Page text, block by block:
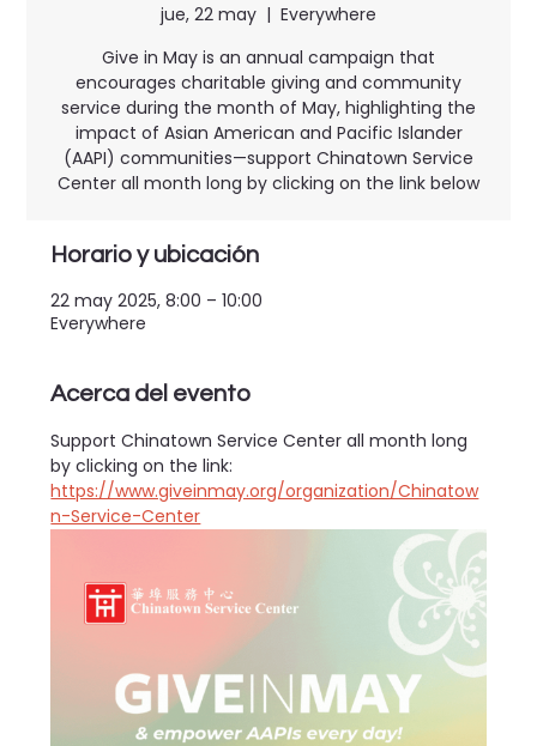
jue, 22 may
  |
Everywhere
Give in May is an annual campaign that
encourages charitable giving and community
service during the month of May, highlighting the
impact of Asian American and Pacific Islander
(AAPI) communities—support Chinatown Service
Center all month long by clicking on the link below
Horario y ubicación
22 may 2025, 8:00 – 10:00
Everywhere
Acerca del evento
Support Chinatown Service Center all month long
by clicking on the link:
https://www.giveinmay.org/organization/Chinatow
n-Service-Center